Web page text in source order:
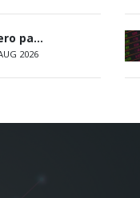
pa...
2026